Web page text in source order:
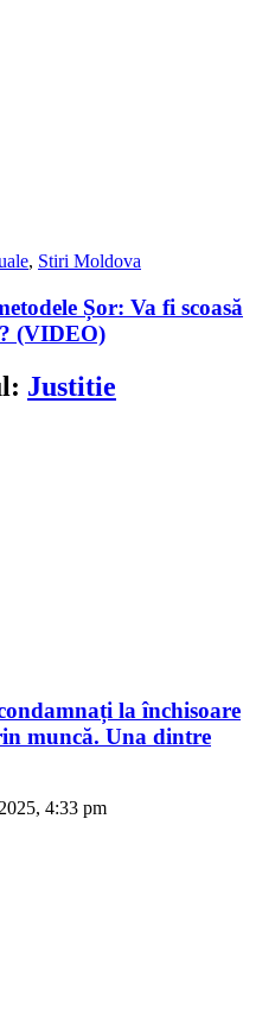
, Stiri Moldova
Șor: Va fi scoasă
(VIDEO)
Justitie
la închisoare
muncă. Una dintre
4:33 pm